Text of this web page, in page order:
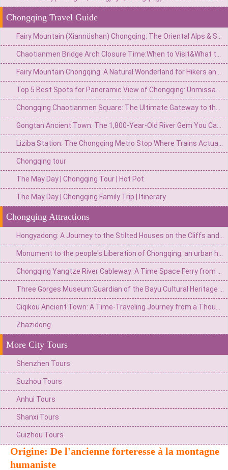
Chongqing Travel Guide
Chongqing tour
The May Day | Chongqing Tour | Hot Pot
The May Day | Chongqing Family Trip | Itinerary
Chongqing Attractions
Zhazidong
More City Tours
Shenzhen Tours
Suzhou Tours
Anhui Tours
Shanxi Tours
Guizhou Tours
Origine: De l'ancienne forteresse à la montagne
humaniste